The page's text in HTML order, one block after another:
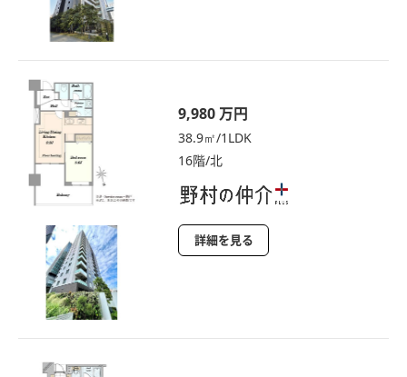
9,980 万円
38.9㎡/1LDK
16階/北
詳細を見る